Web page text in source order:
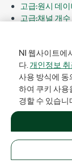
고급:원시 데
고급:채널 개수
로깅:TDMS:그
로깅:TDMS:작
로깅:모드
로깅:일시 정지
로깅:파일 경로
로깅:파일 당
로깅:파일 미
로깅:파일 쓰
사용 가능한
상태:고급:변
NI 웹사이트에
다.개인정보
사용 방식에 동
하여 쿠키 사용
경할 수 있습니